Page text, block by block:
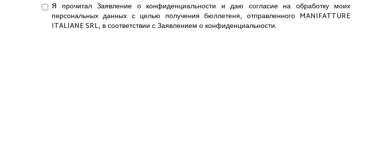
Я прочитал Заявление о конфиденциальности и даю согласие на обработку моих
персональных данных с целью получения бюллетеня, отправленного MANIFATTURE
ITALIANE SRL, в соответствии с Заявлением о конфиденциальности.